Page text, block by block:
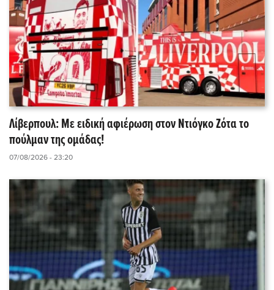
Λίβερπουλ: Με ειδική αφιέρωση στον Ντιόγκο Ζότα το
πούλμαν της ομάδας!
07/08/2026 - 23:20